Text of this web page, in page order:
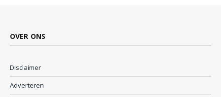
OVER ONS
Disclaimer
Adverteren